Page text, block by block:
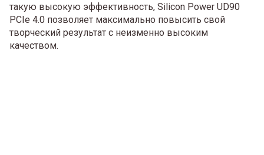
такую высокую эффективность, Silicon Power UD90
PCIe 4.0 позволяет максимально повысить свой
творческий результат с неизменно высоким
качеством.